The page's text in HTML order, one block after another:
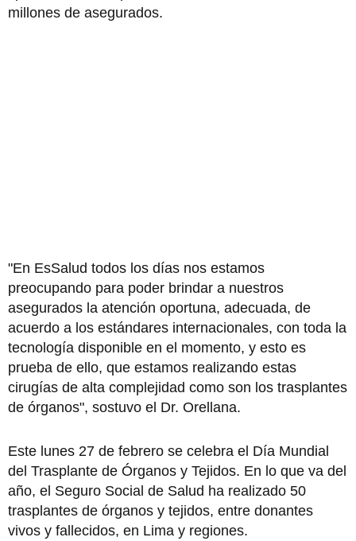
millones de asegurados.
"En EsSalud todos los días nos estamos
preocupando para poder brindar a nuestros
asegurados la atención oportuna, adecuada, de
acuerdo a los estándares internacionales, con toda la
tecnología disponible en el momento, y esto es
prueba de ello, que estamos realizando estas
cirugías de alta complejidad como son los trasplantes
de órganos", sostuvo el Dr. Orellana.
Este lunes 27 de febrero se celebra el Día Mundial
del Trasplante de Órganos y Tejidos. En lo que va del
año, el Seguro Social de Salud ha realizado 50
trasplantes de órganos y tejidos, entre donantes
vivos y fallecidos, en Lima y regiones.